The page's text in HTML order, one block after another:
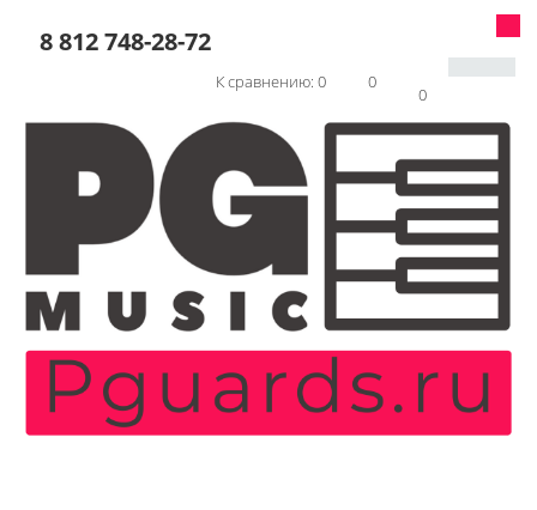
8 812 748-28-72
0
0
К сравнению: 0